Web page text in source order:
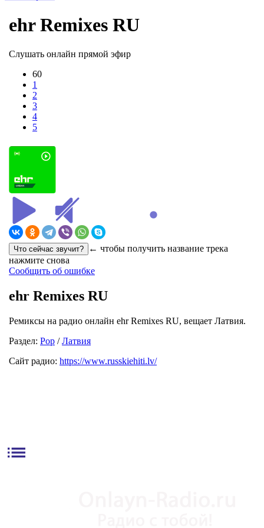
ehr Remixes RU
Слушать онлайн прямой эфир
60
1
2
3
4
5
← чтобы получить название трека
нажмите снова
Сообщить об ошибке
ehr Remixes RU
Ремиксы на радио онлайн ehr Remixes RU, вещает Латвия.
Раздел: Pop /Латвия
Сайт радио: https://www.russkiehiti.lv/
list